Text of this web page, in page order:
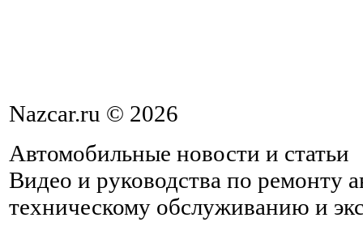
Nazcar.ru © 2026
Автомобильные новости и статьи
Видео и руководства по ремонту
техническому обслуживанию и